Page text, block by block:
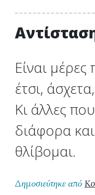
Είναι
έτσι,
Κι άλλες
διάφορα
θλίβομαι.
Δημοσιεύτηκε από